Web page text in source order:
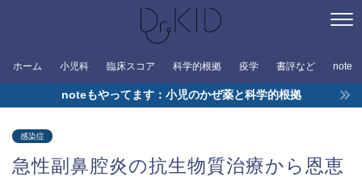
ホーム 小児科 臨床スコア 科学的根拠 疫学 書評など note
noteもやってます：小児のかぜ薬と科学的根拠
感染症
急性副鼻腔炎の抗生物質治療から恩恵